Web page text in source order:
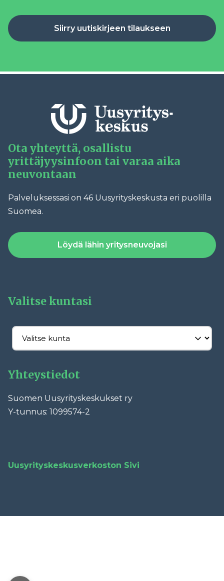
Siirry uutiskirjeen tilaukseen
Ota yhteyttä, osallistu
yrittäjyysinfoon tai varaa aika
neuvontaan
Palveluksessasi on 46 Uusyrityskeskusta eri puolilla
Suomea.
Löydä lähin yritysneuvojasi
Valitse kuntasi
Yhteystiedot
Suomen Uusyrityskeskukset ry
Y-tunnus: 1099574-2
Uusyrityskeskusverkoston Sivi